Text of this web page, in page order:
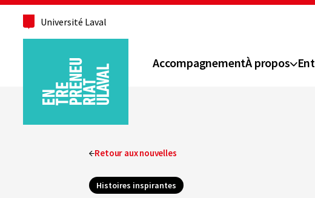
Université Laval
AccompagnementÀ propos
Retour aux nouvelles
Histoires inspirantes